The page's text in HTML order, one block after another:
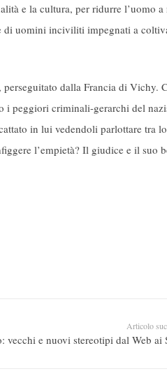
e la cultura, per ridurre l’uomo
di uomini inciviliti impegnati a
dalla Francia di Vichy.
i peggiori criminali-gerarchi del
in lui vedendoli parlottare tra
l’empietà? Il giudice e il suo
Articolo
vecchi e nuovi stereotipi dal Web ai